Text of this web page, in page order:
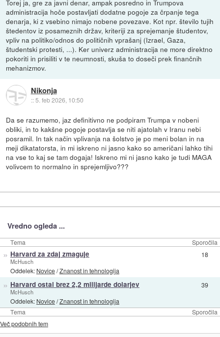
Torej ja, gre za javni denar, ampak posredno in Trumpova
administracija hoče postavljati dodatne pogoje za črpanje tega
denarja, ki z vsebino nimajo nobene povezave. Kot npr. število tujih
štedentov iz posameznih držav, kriteriji za sprejemanje študentov,
vpliv na politiko/odnos do političnih vprašanj (Izrael, Gaza,
študentski protesti, ...). Ker univerz administracija ne more direktno
pokoriti in prisiliti v te neumnosti, skuša to doseči prek finančnih
mehanizmov.
Nikonja
::5. feb 2026, 10:50
Da se razumemo, jaz definitivno ne podpiram Trumpa v nobeni
obliki, in to kakšne pogoje postavlja se niti ajatolah v Iranu nebi
posramil. In tak način vplivanja na šolstvo je po meni bolan in na
meji dikatatorsta, in mi iskreno ni jasno kako so američani lahko tihi
na vse to kaj se tam dogaja! Iskreno mi ni jasno kako je tudi MAGA
volivcem to normalno in sprejemljivo???
Vredno ogleda ...
Tema Sporočila
Tema Sporočila
» Harvard za zdaj zmaguje
McHusch
Oddelek: Novice/Znanost in tehnologija
18
» Harvard ostal brez 2,2 milijarde dolarjev
McHusch
Oddelek: Novice/Znanost in tehnologija
39
Več podobnih tem